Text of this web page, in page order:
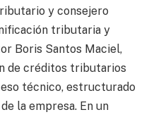
y consejero
tributaria y
Boris Santos Maciel,
de créditos tributarios
técnico, estructurado
la empresa. En un